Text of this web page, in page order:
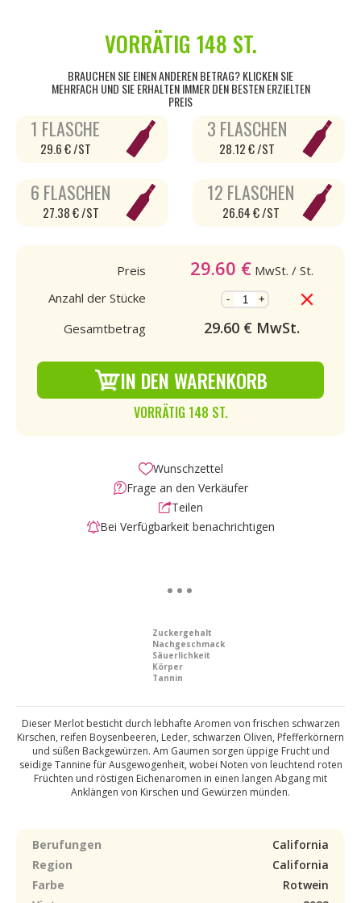
VORRÄTIG 148 ST.
BRAUCHEN SIE EINEN ANDEREN BETRAG? KLICKEN SIE
MEHRFACH UND SIE ERHALTEN IMMER DEN BESTEN ERZIELTEN
PREIS
1 FLASCHE
29.6 € /ST
3 FLASCHEN
28.12 € /ST
6 FLASCHEN
27.38 € /ST
12 FLASCHEN
26.64 € /ST
Preis 29.60 € MwSt. / St.
Anzahl der Stücke
- +
Gesamtbetrag 29.60€ MwSt.
IN DEN WARENKORB
VORRÄTIG 148 ST.
Wunschzettel
Frage an den Verkäufer
Teilen
Bei Verfügbarkeit benachrichtigen
Zuckergehalt
Nachgeschmack
Säuerlichkeit
Körper
Tannin
Dieser Merlot besticht durch lebhafte Aromen von frischen schwarzen
Kirschen, reifen Boysenbeeren, Leder, schwarzen Oliven, Pfefferkörnern
und süßen Backgewürzen. Am Gaumen sorgen üppige Frucht und
seidige Tannine für Ausgewogenheit, wobei Noten von leuchtend roten
Früchten und röstigen Eichenaromen in einen langen Abgang mit
Anklängen von Kirschen und Gewürzen münden.
Berufungen
California
Region
California
Farbe
Rotwein